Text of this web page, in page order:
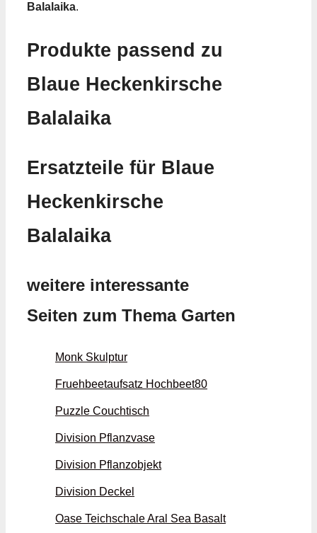
Balalaika.
Produkte passend zu
Blaue Heckenkirsche
Balalaika
Ersatzteile für Blaue
Heckenkirsche
Balalaika
weitere interessante
Seiten zum Thema Garten
Monk Skulptur
Fruehbeetaufsatz Hochbeet80
Puzzle Couchtisch
Division Pflanzvase
Division Pflanzobjekt
Division Deckel
Oase Teichschale Aral Sea Basalt